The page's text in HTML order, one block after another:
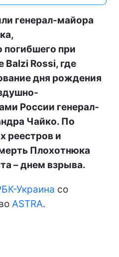
генерал-майора
при
Balzi Rossi, где
дня рождения
России генерал-
Чайко. По
реестров и
Плохотнюка
– днем взрыва.
Украина со
ASTRA.